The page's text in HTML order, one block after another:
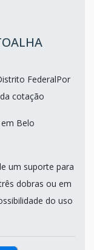
FederalPor
cotação
Belo
um suporte para
dobras ou em
do uso